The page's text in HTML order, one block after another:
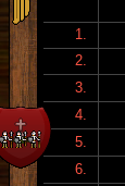
1.
2.
3.
4.
5.
6.